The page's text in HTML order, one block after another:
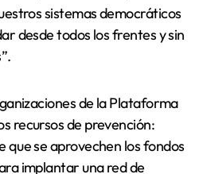
sistemas democráticos
desde todos los frentes y sin
de la Plataforma
recursos de prevención:
que se aprovechen los fondos
implantar una red de